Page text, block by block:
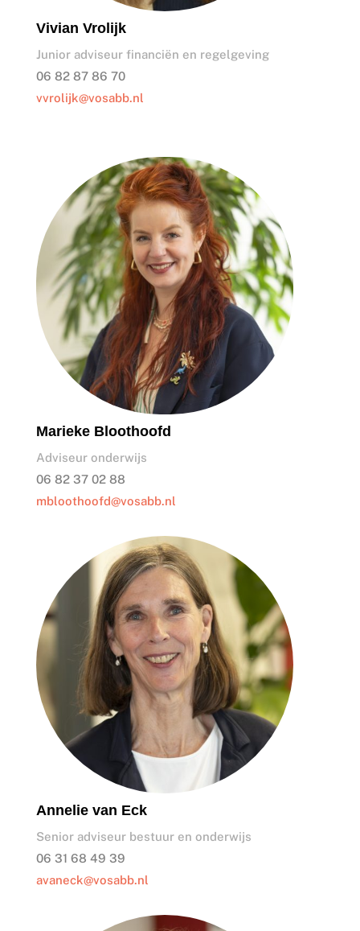
Vivian Vrolijk
Junior adviseur financiën en regelgeving
06 82 87 86 70
vvrolijk@vosabb.nl
Marieke Bloothoofd
Adviseur onderwijs
06 82 37 02 88
mbloothoofd@vosabb.nl
Annelie van Eck
Senior adviseur bestuur en onderwijs
06 31 68 49 39
avaneck@vosabb.nl